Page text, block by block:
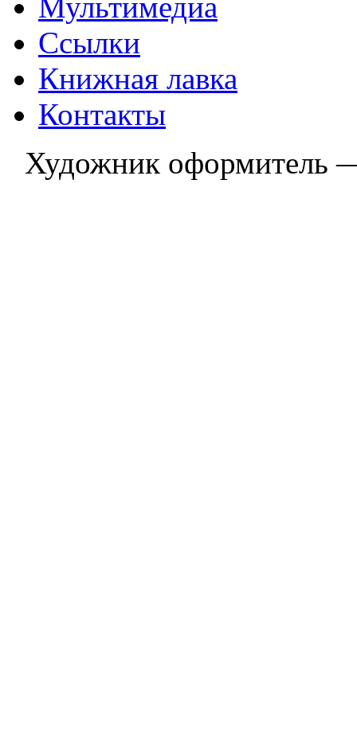
Ссылки
Книжная лавка
Контакты
Художник оформитель